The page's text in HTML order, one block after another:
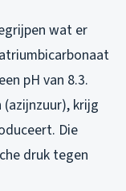
wat er
pH van 8.3.
krijg
Die
druk tegen